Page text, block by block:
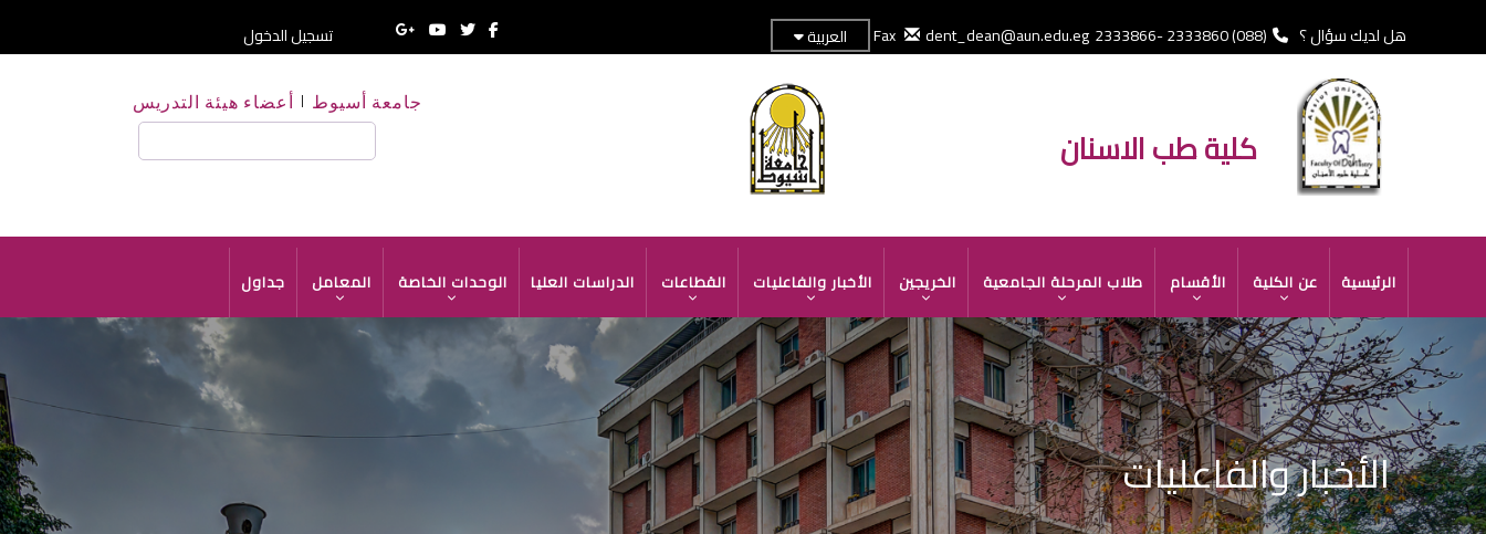
المحتوى
هل لديك سؤال ؟ (088) 2333860 -2333866 Fax
dent_dean@aun.edu.eg العربية تسجيل الدخول
كلية طب الاسنان
جامعة أسيوط أعضاء هيئة التدريس
بحث
NAVIGATION
الرئيسية عن الكلية الأقسام طلاب المرحلة الجامعية الخريجين الأخبار والفاعليات القطاعات الدراسات العليا الوحدات الخاصة المعامل جداول
الأخبار والفاعليات